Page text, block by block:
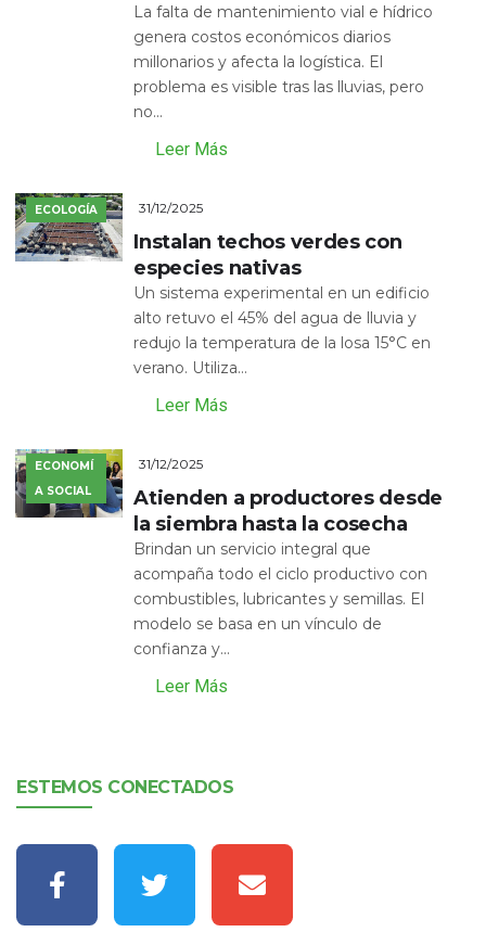
La falta de mantenimiento vial e hídrico
genera costos económicos diarios
millonarios y afecta la logística. El
problema es visible tras las lluvias, pero
no...
Leer Más
ECOLOGÍA 31/12/2025
Instalan techos verdes con
especies nativas
Un sistema experimental en un edificio
alto retuvo el 45% del agua de lluvia y
redujo la temperatura de la losa 15°C en
verano. Utiliza...
Leer Más
ECONOMÍ
A SOCIAL
31/12/2025
Atienden a productores desde
la siembra hasta la cosecha
Brindan un servicio integral que
acompaña todo el ciclo productivo con
combustibles, lubricantes y semillas. El
modelo se basa en un vínculo de
confianza y...
Leer Más
ESTEMOS CONECTADOS